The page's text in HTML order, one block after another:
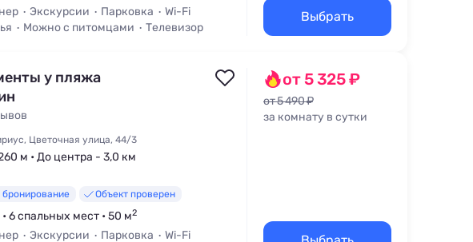
Экскурсии Парковка
Wi-Fi
Можно с питомцами Телевизор
Выбрать
у пляжа
Цветочная улица, 44/3
м • До центра - 3,0 км
Объект проверен
6 спальных мест • 50 м2
Экскурсии Парковка Wi-Fi
от 5 325 ₽
от 5 490 ₽
за комнату в сутки